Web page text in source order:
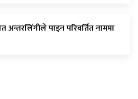
अन्तरलिंगीले पाइन परिवर्तित नाममा